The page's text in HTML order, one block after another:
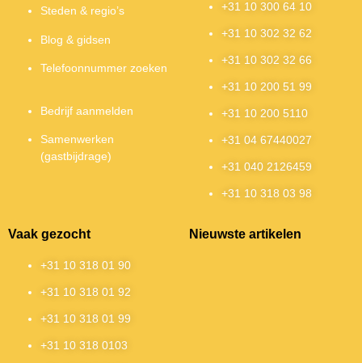
Steden & regio’s
Blog & gidsen
Telefoonnummer zoeken
Bedrijf aanmelden
Samenwerken
(gastbijdrage)
+31 10 300 64 10
+31 10 302 32 62
+31 10 302 32 66
+31 10 200 51 99
+31 10 200 5110
+31 04 67440027
+31 040 2126459
+31 10 318 03 98
Vaak gezocht
+31 10 318 01 90
+31 10 318 01 92
+31 10 318 01 99
+31 10 318 0103
Nieuwste artikelen